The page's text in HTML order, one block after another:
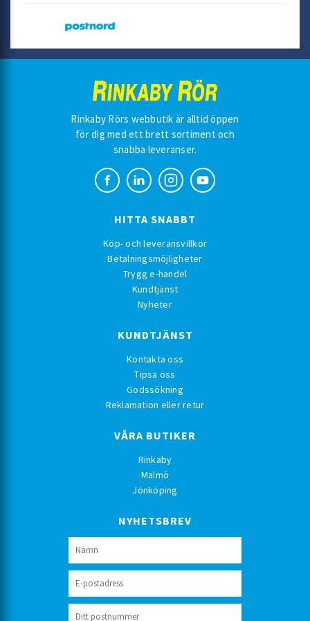
Rinkaby Rörs webbutik är alltid öppen
för dig med ett brett sortiment och
snabba leveranser.
HITTA SNABBT
Köp- och leveransvillkor
Betalningsmöjligheter
Trygg e-handel
Kundtjänst
Nyheter
KUNDTJÄNST
Kontakta oss
Tipsa oss
Godssökning
Reklamation eller retur
VÅRA BUTIKER
Rinkaby
Malmö
Jönköping
NYHETSBREV